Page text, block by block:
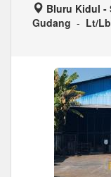
Bluru Kidul -
Gudang - Lt/